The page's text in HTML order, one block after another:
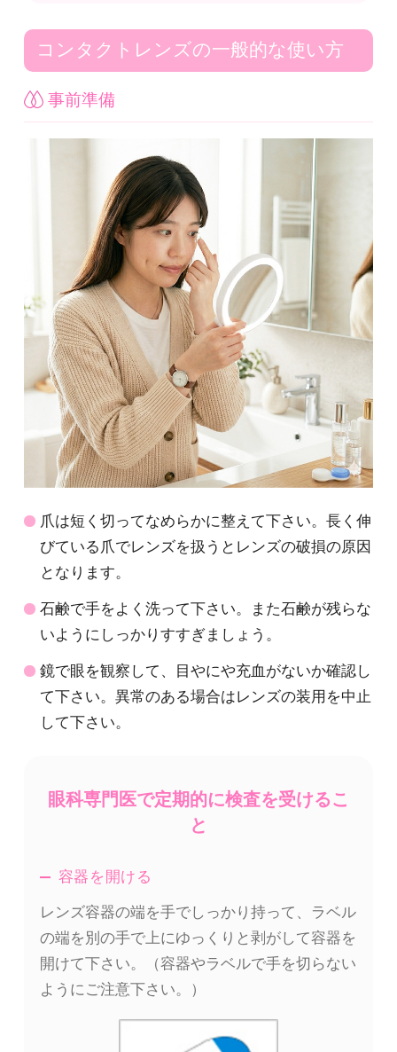
コンタクトレンズの一般的な使い方
事前準備
爪は短く切ってなめらかに整えて下さい。長く伸
びている爪でレンズを扱うとレンズの破損の原因
となります。
石鹸で手をよく洗って下さい。また石鹸が残らな
いようにしっかりすすぎましょう。
鏡で眼を観察して、目やにや充血がないか確認し
て下さい。異常のある場合はレンズの装用を中止
して下さい。
眼科専門医で定期的に検査を受けるこ
と
容器を開ける
レンズ容器の端を手でしっかり持って、ラベル
の端を別の手で上にゆっくりと剥がして容器を
開けて下さい。（容器やラベルで手を切らない
ようにご注意下さい。）